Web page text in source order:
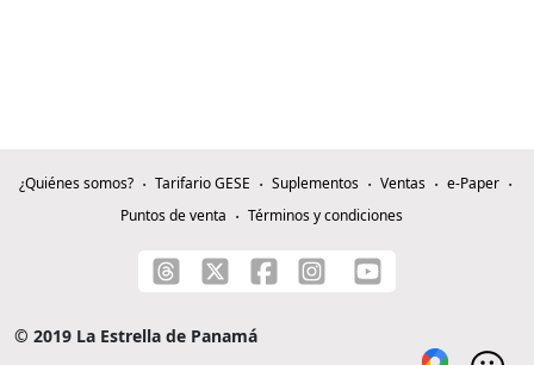
¿Quiénes somos? Tarifario GESE Suplementos Ventas
e-Paper
Puntos de venta
Términos y condiciones
© 2019 La Estrella de Panamá